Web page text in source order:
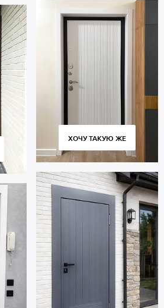
ХОЧУ ТАКУЮ ЖЕ